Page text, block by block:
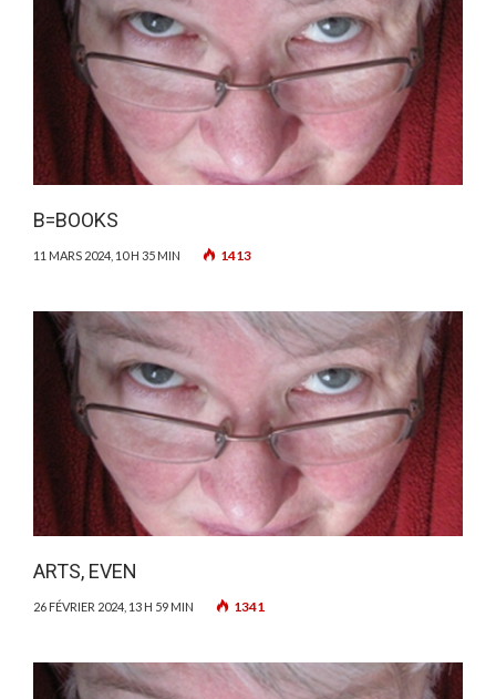
B=BOOKS
11 MARS 2024, 10 H 35 MIN 1413
ARTS, EVEN
26 FÉVRIER 2024, 13 H 59 MIN 1341